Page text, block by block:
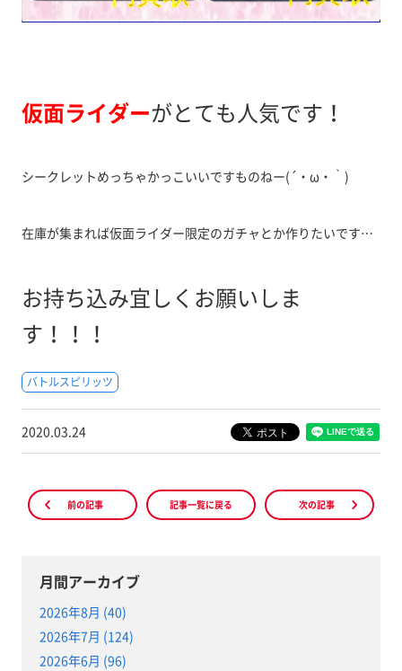
仮面ライダーがとても人気です！
シークレットめっちゃかっこいいですものねー(´・ω・｀)
在庫が集まれば仮面ライダー限定のガチャとか作りたいです…
お持ち込み宜しくお願いしま
す！！！
バトルスピリッツ
2020.03.24
前の記事 記事一覧に戻る 次の記事
月間アーカイブ
2026年8月 (40)
2026年7月 (124)
2026年6月 (96)